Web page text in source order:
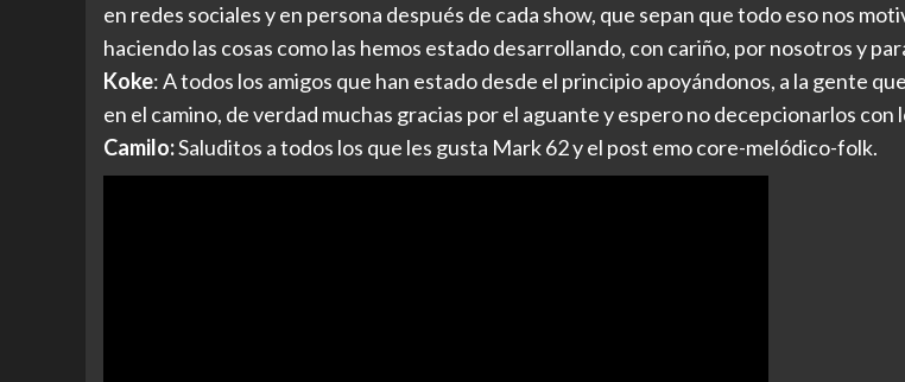
en redes sociales y en persona después de cada show, que sepan que todo eso nos
haciendo las cosas como las hemos estado desarrollando, con cariño, por nosotros y
Koke: A todos los amigos que han estado desde el principio apoyándonos, a la gente
en el camino, de verdad muchas gracias por el aguante y espero no decepcionarlos con
Camilo:Saluditos a todos los que les gusta Mark 62 y el post emo core-melódico-folk.